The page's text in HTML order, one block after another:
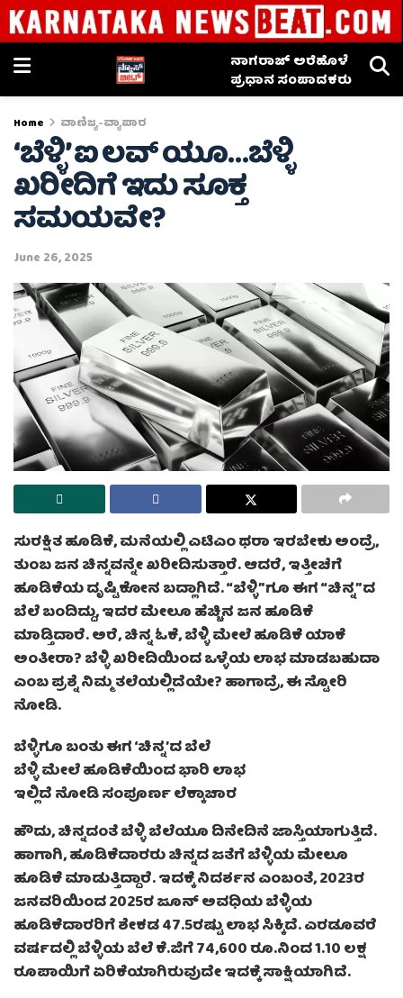
ನಾಗರಾಜ್ ಅರೆಹೊಳೆ
ಪ್ರಧಾನ ಸಂಪಾದಕರು
Home ವಾಣಿಜ್ಯ-ವ್ಯಾಪಾರ
‘ಬೆಳ್ಳಿ’ ಐ ಲವ್ ಯೂ…ಬೆಳ್ಳಿ
ಖರೀದಿಗೆ ಇದು ಸೂಕ್ತ
ಸಮಯವೇ?
June 26, 2025
ಸುರಕ್ಷಿತ ಹೂಡಿಕೆ, ಮನೆಯಲ್ಲಿ ಎಟಿಎಂ ಥರಾ ಇರಬೇಕು ಅಂದ್ರೆ,
ತುಂಬ ಜನ ಚಿನ್ನವನ್ನೇ ಖರೀದಿಸುತ್ತಾರೆ. ಆದರೆ, ಇತ್ತೀಚೆಗೆ
ಹೂಡಿಕೆಯ ದೃಷ್ಟಿಕೋನ ಬದ್ಲಾಗಿದೆ. “ಬೆಳ್ಳಿ”ಗೂ ಈಗ “ಚಿನ್ನ”ದ
ಬೆಲೆ ಬಂದಿದ್ದು, ಇದರ ಮೇಲೂ ಹೆಚ್ಚಿನ ಜನ ಹೂಡಿಕೆ
ಮಾಡ್ತಿದಾರೆ. ಅರೆ, ಚಿನ್ನ ಓಕೆ, ಬೆಳ್ಳಿ ಮೇಲೆ ಹೂಡಿಕೆ ಯಾಕೆ
ಅಂತೀರಾ? ಬೆಳ್ಳಿ ಖರೀದಿಯಿಂದ ಒಳ್ಳೆಯ ಲಾಭ ಮಾಡಬಹುದಾ
ಎಂಬ ಪ್ರಶ್ನೆ ನಿಮ್ಮ ತಲೆಯಲ್ಲಿದೆಯೇ? ಹಾಗಾದ್ರೆ, ಈ ಸ್ಟೋರಿ
ನೋಡಿ.
ಬೆಳ್ಳಿಗೂ ಬಂತು ಈಗ ‘ಚಿನ್ನ’ದ ಬೆಲೆ
ಬೆಳ್ಳಿ ಮೇಲೆ ಹೂಡಿಕೆಯಿಂದ ಭಾರಿ ಲಾಭ
ಇಲ್ಲಿದೆ ನೋಡಿ ಸಂಪೂರ್ಣ ಲೆಕ್ಕಾಚಾರ
ಹೌದು, ಚಿನ್ನದಂತೆ ಬೆಳ್ಳಿ ಬೆಲೆಯೂ ದಿನೇದಿನೆ ಜಾಸ್ತಿಯಾಗುತ್ತಿದೆ.
ಹಾಗಾಗಿ, ಹೂಡಿಕೆದಾರರು ಚಿನ್ನದ ಜತೆಗೆ ಬೆಳ್ಳಿಯ ಮೇಲೂ
ಹೂಡಿಕೆ ಮಾಡುತ್ತಿದ್ದಾರೆ. ಇದಕ್ಕೆ ನಿದರ್ಶನ ಎಂಬಂತೆ, 2023ರ
ಜನವರಿಯಿಂದ 2025ರ ಜೂನ್ ಅವಧಿಯ ಬೆಳ್ಳಿಯ
ಹೂಡಿಕೆದಾರರಿಗೆ ಶೇಕಡ 47.5ರಷ್ಟು ಲಾಭ ಸಿಕ್ಕಿದೆ. ಎರಡೂವರೆ
ವರ್ಷದಲ್ಲಿ ಬೆಳ್ಳಿಯ ಬೆಲೆ ಕೆ.ಜಿಗೆ 74,600 ರೂ.ನಿಂದ 1.10 ಲಕ್ಷ
ರೂಪಾಯಿಗೆ ಏರಿಕೆಯಾಗಿರುವುದೇ ಇದಕ್ಕೆ ಸಾಕ್ಷಿಯಾಗಿದೆ.